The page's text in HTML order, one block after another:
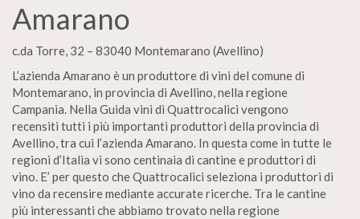
Amarano
c.da Torre, 32 – 83040 Montemarano (Avellino)
L’azienda Amarano è un produttore di vini del comune di
Montemarano, in provincia di Avellino, nella regione
Campania. Nella Guida vini di Quattrocalici vengono
recensiti tutti i più importanti produttori della provincia di
Avellino, tra cui l’azienda Amarano. In questa come in tutte le
regioni d’Italia vi sono centinaia di cantine e produttori di
vino. E’ per questo che Quattrocalici seleziona i produttori di
vino da recensire mediante accurate ricerche. Tra le cantine
più interessanti che abbiamo trovato nella regione